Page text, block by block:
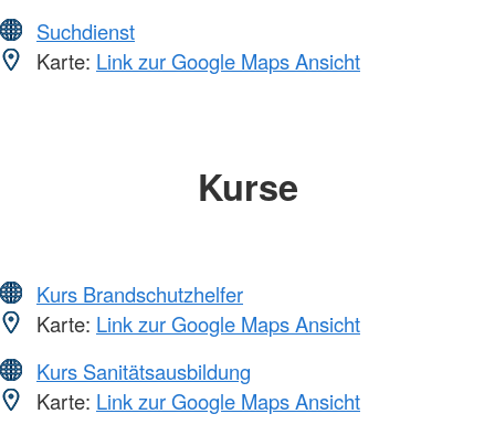
Suchdienst
Karte: Link zur Google Maps Ansicht
Kurse
Kurs Brandschutzhelfer
Karte: Link zur Google Maps Ansicht
Kurs Sanitätsausbildung
Karte: Link zur Google Maps Ansicht